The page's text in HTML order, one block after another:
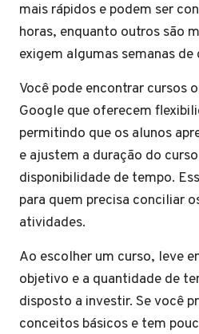
mais rápidos e podem ser
horas, enquanto outros são
exigem algumas semanas de
Você pode encontrar cursos
Google que oferecem
permitindo que os alunos
e ajustem a duração do
disponibilidade de tempo.
para quem precisa conciliar
atividades.
Ao escolher um curso, leve
objetivo e a quantidade de
disposto a investir. Se você
conceitos básicos e tem